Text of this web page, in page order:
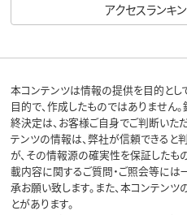
アクセスランキ
本コンテンツは情報の提供を目的とし
目的で、作成したものではありません
終決定は、お客様ご自身でご判断いた
テンツの情報は、弊社が信頼できると
が、その情報源の確実性を保証したも
載内容に関するご質問・ご照会等に
承お願い致します。また、本コンテン
とがあります。